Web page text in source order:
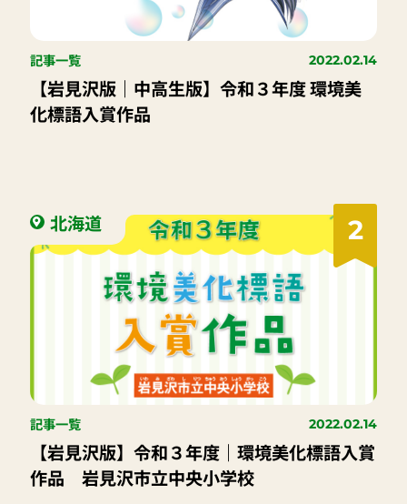
記事一覧 2022.02.14
【岩見沢版｜中高生版】令和３年度 環境美
化標語入賞作品
2
北海道
記事一覧 2022.02.14
【岩見沢版】令和３年度｜環境美化標語入賞
作品 岩見沢市立中央小学校